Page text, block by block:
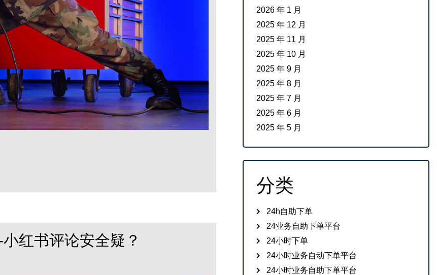
红书评论安全疑？
2026 年 1 月
2025 年 12 月
2025 年 11 月
2025 年 10 月
2025 年 9 月
2025 年 8 月
2025 年 7 月
2025 年 6 月
2025 年 5 月
分类
24h自助下单
24业务自助下单平台
24小时下单
24小时业务自动下单平台
24小时业务自助下单平台